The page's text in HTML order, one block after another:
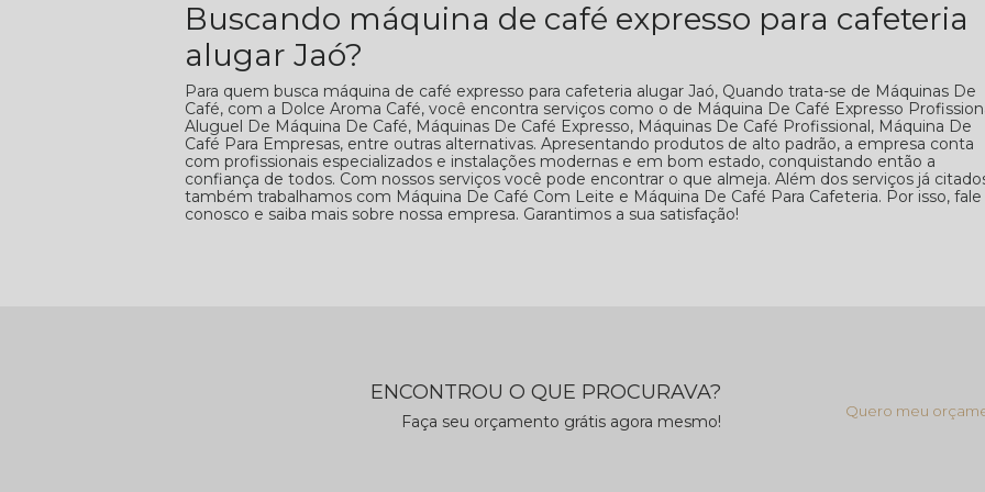
Buscando máquina de café expresso para cafeteria
alugar Jaó?
Para quem busca máquina de café expresso para cafeteria alugar Jaó, Quando trata-se de Máquinas De
Café, com a Dolce Aroma Café, você encontra serviços como o de Máquina De Café Expresso
Aluguel De Máquina De Café, Máquinas De Café Expresso, Máquinas De Café Profissional, Máquina De
Café Para Empresas, entre outras alternativas. Apresentando produtos de alto padrão, a empresa conta
com profissionais especializados e instalações modernas e em bom estado, conquistando então a
confiança de todos. Com nossos serviços você pode encontrar o que almeja. Além dos serviços já
também trabalhamos com Máquina De Café Com Leite e Máquina De Café Para Cafeteria. Por isso, fale
conosco e saiba mais sobre nossa empresa. Garantimos a sua satisfação!
ENCONTROU O QUE PROCURAVA?
Faça seu orçamento grátis agora mesmo!
Quero meu